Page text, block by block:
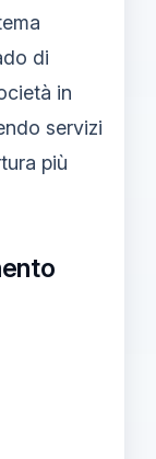
di
in
servizi
più